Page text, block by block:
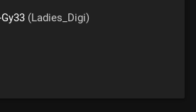
(Ladies_Digi)